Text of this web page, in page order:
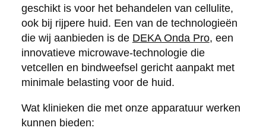
geschikt is voor het behandelen van cellulite,
ook bij rijpere huid. Een van de technologieën
die wij aanbieden is de DEKA Onda Pro, een
innovatieve microwave-technologie die
vetcellen en bindweefsel gericht aanpakt met
minimale belasting voor de huid.
Wat klinieken die met onze apparatuur werken
kunnen bieden: